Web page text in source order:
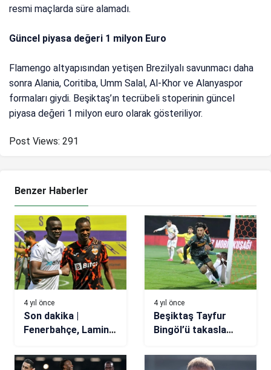
resmi maçlarda süre alamadı.
Güncel piyasa değeri 1 milyon Euro
Flamengo altyapısından yetişen Brezilyalı savunmacı daha
sonra Alania, Coritiba, Umm Salal, Al-Khor ve Alanyaspor
formaları giydi. Beşiktaş’ın tecrübeli stoperinin güncel
piyasa değeri 1 milyon euro olarak gösteriliyor.
Post Views: 291
Benzer Haberler
4 yıl önce
Son dakika |
Fenerbahçe, Lamine
kattı
4 yıl önce
Beşiktaş Tayfur
Bingöl’ü takasla